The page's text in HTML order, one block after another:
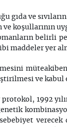
gıda ve
ve koşullarının
belirli
maddeler yer
ve
1992